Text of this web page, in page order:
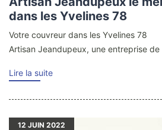
dans les Yvelines 78
Votre couvreur dans les Yvelines 78
Artisan Jeandupeux, une entreprise
Lire la suite
12 JUIN 2022